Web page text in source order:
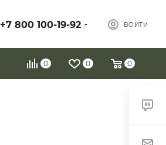
+7 800 100-19-92 ВОЙТИ
0 0 0